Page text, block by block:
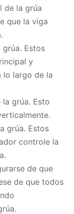
de la grúa
que la viga
grúa. Estos
y
lo largo de la
grúa. Esto
grúa. Estos
controle la
de que
de que todos